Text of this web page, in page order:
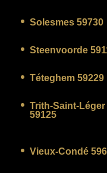
Solesmes 59730
Steenvoorde
Téteghem 59229
Trith-Saint-Léger
59125
Vieux-Condé